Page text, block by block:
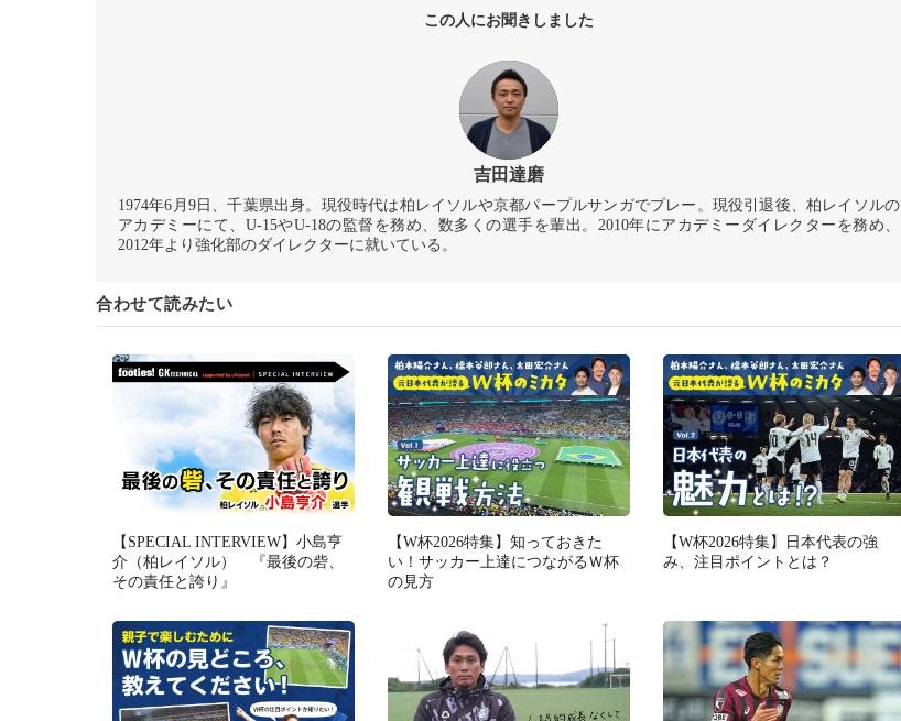
この人にお聞きしました
吉田達磨
1974年6月9日、千葉県出身。現役時代は柏レイソルや京都パープルサンガでプレー。現役引退後、柏レイソルの
アカデミーにて、U-15やU-18の監督を務め、数多くの選手を輩出。2010年にアカデミーダイレクターを務め、
2012年より強化部のダイレクターに就いている。
合わせて読みたい
【SPECIAL INTERVIEW】小島亨
介（柏レイソル） 『最後の砦、
その責任と誇り』
【W杯2026特集】知っておきた
い！サッカー上達につながるＷ杯
の見方
【W杯2026特集】日本代表の強
み、注目ポイントとは？